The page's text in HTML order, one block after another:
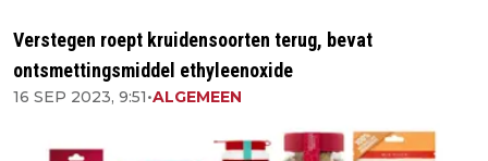
Verstegen roept kruidensoorten terug, bevat
ontsmettingsmiddel ethyleenoxide
16 SEP 2023, 9:51•ALGEMEEN